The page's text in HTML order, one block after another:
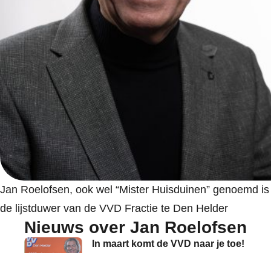
Jan Roelofsen, ook wel “Mister Huisduinen” genoemd is
de lijstduwer van de VVD Fractie te Den Helder
Nieuws over Jan Roelofsen
In maart komt de VVD naar je toe!